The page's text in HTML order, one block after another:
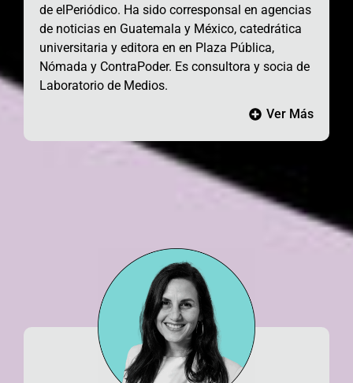
de elPeriódico. Ha sido corresponsal en agencias
de noticias en Guatemala y México, catedrática
universitaria y editora en en Plaza Pública,
Nómada y ContraPoder. Es consultora y socia de
Laboratorio de Medios.
Ver Más